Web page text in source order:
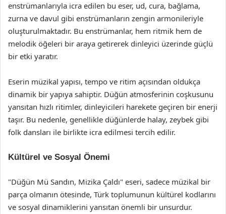
enstrümanlarıyla icra edilen bu eser, ud, cura, bağlama,
zurna ve davul gibi enstrümanların zengin armonileriyle
oluşturulmaktadır. Bu enstrümanlar, hem ritmik hem de
melodik öğeleri bir araya getirerek dinleyici üzerinde güçlü
bir etki yaratır.
Eserin müzikal yapısı, tempo ve ritim açısından oldukça
dinamik bir yapıya sahiptir. Düğün atmosferinin coşkusunu
yansıtan hızlı ritimler, dinleyicileri harekete geçiren bir enerji
taşır. Bu nedenle, genellikle düğünlerde halay, zeybek gibi
folk dansları ile birlikte icra edilmesi tercih edilir.
Kültürel ve Sosyal Önemi
"Düğün Mü Sandın, Mizika Çaldı" eseri, sadece müzikal bir
parça olmanın ötesinde, Türk toplumunun kültürel kodlarını
ve sosyal dinamiklerini yansıtan önemli bir unsurdur.